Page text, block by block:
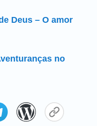
Deus – O amor
no